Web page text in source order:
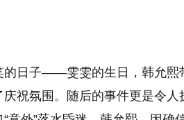
的日子——雯雯的生日，韩允熙
祝氛围。随后的事件更是令